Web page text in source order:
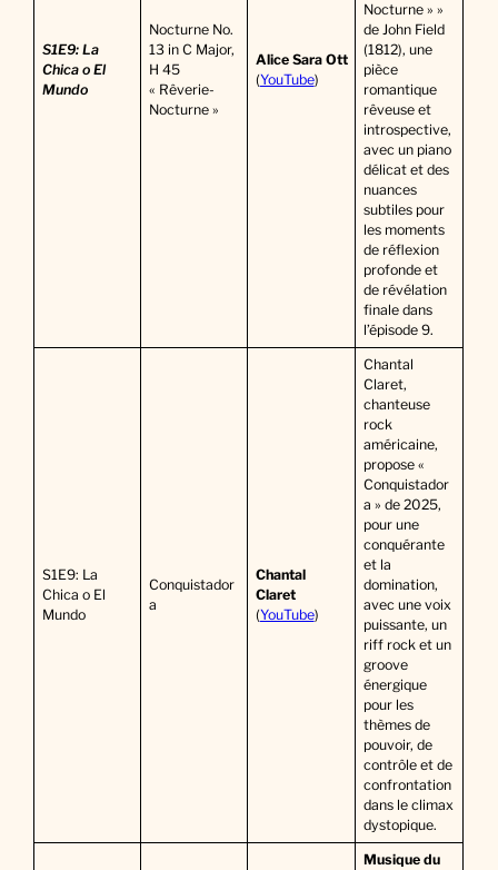
S1E9: La
Chica o El
Mundo
Nocturne No.
13 in C Major,
H 45
« Rêverie-
Nocturne »
Alice Sara Ott
(YouTube)
Nocturne » »
de John Field
(1812), une
pièce
romantique
rêveuse et
introspective,
avec un piano
délicat et des
nuances
subtiles pour
les moments
de réflexion
profonde et
de révélation
finale dans
l’épisode 9.
S1E9: La
Chica o El
Mundo
Conquistador
a
Chantal
Claret
(YouTube)
Chantal
Claret,
chanteuse
rock
américaine,
propose «
Conquistador
a » de 2025,
pour une
conquérante
et la
domination,
avec une voix
puissante, un
riff rock et un
groove
énergique
pour les
thèmes de
pouvoir, de
contrôle et de
confrontation
dans le climax
dystopique.
Musique du